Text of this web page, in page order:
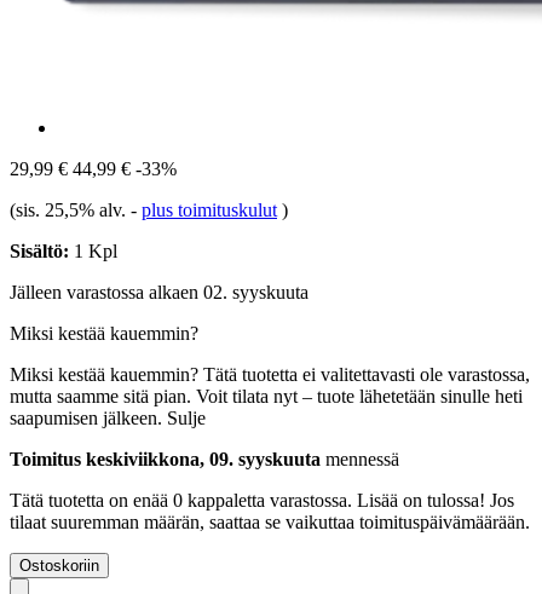
29,99 € 44,99 € -33%
(sis. 25,5% alv. - plus toimituskulut )
Sisältö: 1 Kpl
Jälleen varastossa alkaen 02. syyskuuta
Miksi kestää kauemmin?
Miksi kestää kauemmin? Tätä tuotetta ei valitettavasti ole varastossa,
mutta saamme sitä pian. Voit tilata nyt – tuote lähetetään sinulle heti
saapumisen jälkeen. Sulje
Toimitus keskiviikkona, 09. syyskuuta mennessä
Tätä tuotetta on enää 0 kappaletta varastossa. Lisää on tulossa! Jos
tilaat suuremman määrän, saattaa se vaikuttaa toimituspäivämäärään.
Ostoskoriin